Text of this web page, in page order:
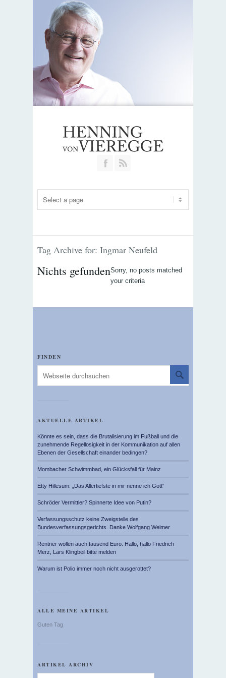
Join our Facebook Group
Tag Archive for: Ingmar Neufeld
Nichts gefundenSorry, no posts matched
your criteria
FINDEN
AKTUELLE ARTIKEL
Könnte es sein, dass die Brutalisierung im Fußball und die
zunehmende Regellosigkeit in der Kommunikation auf allen
Ebenen der Gesellschaft einander bedingen?
Mombacher Schwimmbad, ein Glücksfall für Mainz
Etty Hillesum: „Das Allertiefste in mir nenne ich Gott“
Schröder Vermittler? Spinnerte Idee von Putin?
Verfassungsschutz keine Zweigstelle des
Bundesverfassungsgerichts. Danke Wolfgang Weimer
Rentner wollen auch tausend Euro. Hallo, hallo Friedrich
Merz, Lars Klingbeil bitte melden
Warum ist Polio immer noch nicht ausgerottet?
ALLE MEINE ARTIKEL
Guten Tag
ARTIKEL ARCHIV